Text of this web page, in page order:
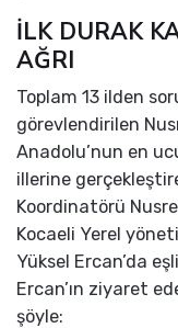
İLK DURAK
AĞRI
Toplam 13 ilden
görevlendirilen
Anadolu’nun en
illerine
Koordinatörü
Kocaeli Yerel
Yüksel Ercan’da
Ercan’ın ziyaret
şöyle: